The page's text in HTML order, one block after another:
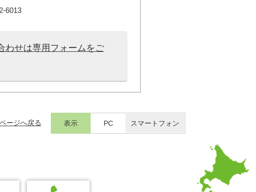
6013
わせは専用フォームをご
ージへ戻る 表示 PC スマートフォン